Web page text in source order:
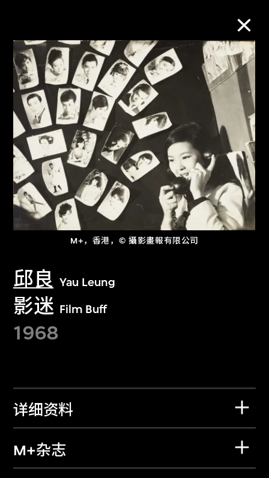
M+，香港，© 攝影畫報有限公司
邱良 Yau Leung
影迷 Film Buff
1968
详细资料
M+杂志
M+藏品
进一步筛选 搜索
关于M+藏品
探索世界顶级的二十及二十一世纪视觉
文化藏品。